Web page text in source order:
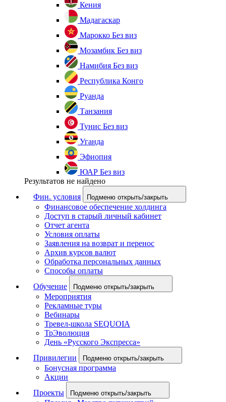
Кения
Мадагаскар
Марокко Без виз
Мозамбик Без виз
Намибия Без виз
Республика Конго
Руанда
Танзания
Тунис Без виз
Уганда
Эфиопия
ЮАР Без виз
Результатов не найдено
Фин. условия
Подменю открыть/закрыть
Финансовое обеспечение холдинга
Доступ в старый личный кабинет
Отчет агента
Условия оплаты
Заявления на возврат и перенос
Архив курсов валют
Обработка персональных данных
Способы оплаты
Обучение
Подменю открыть/закрыть
Мероприятия
Рекламные туры
Вебинары
Тревел-школа SEQUOIA
ТрЭволюция
День «Русского Экспресса»
Привилегии
Подменю открыть/закрыть
Бонусная программа
Акции
Проекты
Подменю открыть/закрыть